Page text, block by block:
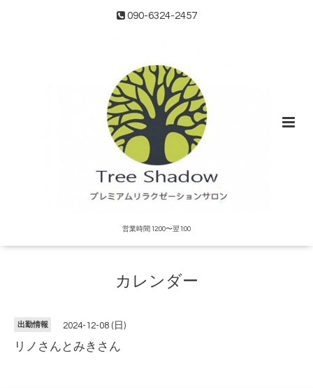
090-6324-2457
営業時間:12:00〜翌1:00
カレンダー
出勤情報 2024-12-08 (日)
リノさんとみきさん